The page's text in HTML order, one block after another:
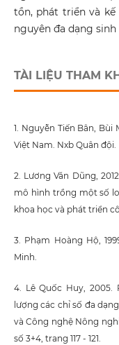
tồn, phát triển và
nguyên đa dạng sinh
TÀI LIỆU THAM
1. Nguyễn Tiến Bân,
Việt Nam. Nxb Quân đội.
2. Lương Văn Dũng,
mô hình trồng một số
khoa học và phát triển
3. Phạm Hoàng Hộ,
Minh.
4. Lê Quốc Huy,
lượng các chỉ số đa
và Công nghệ Nông
số 3+4, trang 117 - 121.